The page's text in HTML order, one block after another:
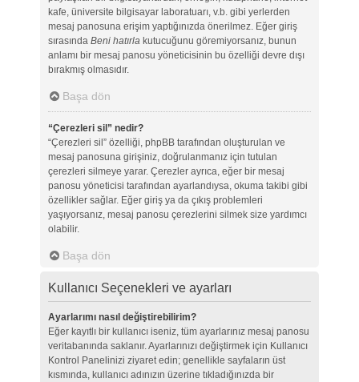
kafe, üniversite bilgisayar laboratuarı, v.b. gibi yerlerden
mesaj panosuna erişim yaptığınızda önerilmez. Eğer giriş
sırasında Beni hatırlakutucuğunu göremiyorsanız, bunun
anlamı bir mesaj panosu yöneticisinin bu özelliği devre dışı
bırakmış olmasıdır.
Başa dön
“Çerezleri sil” nedir?
“Çerezleri sil” özelliği, phpBB tarafından oluşturulan ve
mesaj panosuna girişiniz, doğrulanmanız için tutulan
çerezleri silmeye yarar. Çerezler ayrıca, eğer bir mesaj
panosu yöneticisi tarafından ayarlandıysa, okuma takibi gibi
özellikler sağlar. Eğer giriş ya da çıkış problemleri
yaşıyorsanız, mesaj panosu çerezlerini silmek size yardımcı
olabilir.
Başa dön
Kullanıcı Seçenekleri ve ayarları
Ayarlarımı nasıl değiştirebilirim?
Eğer kayıtlı bir kullanıcı iseniz, tüm ayarlarınız mesaj panosu
veritabanında saklanır. Ayarlarınızı değiştirmek için Kullanıcı
Kontrol Panelinizi ziyaret edin; genellikle sayfaların üst
kısmında, kullanıcı adınızın üzerine tıkladığınızda bir